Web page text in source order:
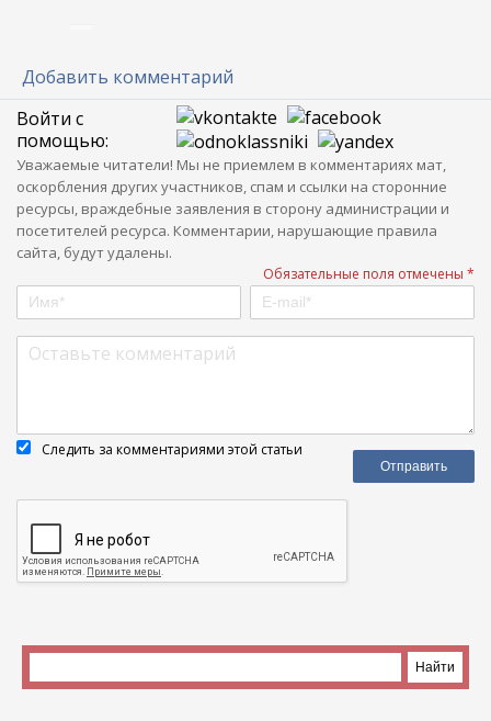
Добавить комментарий
Войти с
помощью:
Уважаемые читатели! Мы не приемлем в комментариях мат,
оскорбления других участников, спам и ссылки на сторонние
ресурсы, враждебные заявления в сторону администрации и
посетителей ресурса. Комментарии, нарушающие правила
сайта, будут удалены.
Обязательные поля отмечены *
Следить за комментариями этой статьи